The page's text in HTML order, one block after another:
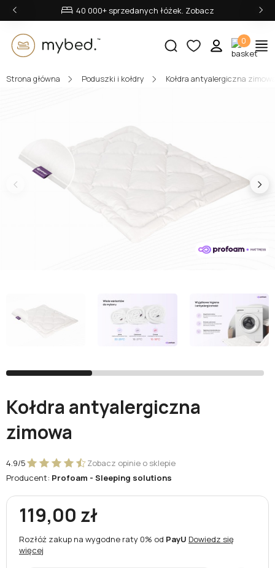
40 000+ sprzedanych łóżek. Zobacz
‹ ›
0
Strona główna Poduszki i kołdry Kołdra antyalergiczna
E-mail:
Facebook Google
Kołdra antyalergiczna
zimowa
4.9/5
Zobacz opinie o sklepie
Producent: Profoam - Sleeping solutions
119,00 zł
Rozłóż zakup na wygodne raty 0% od PayU Dowiedz się
więcej